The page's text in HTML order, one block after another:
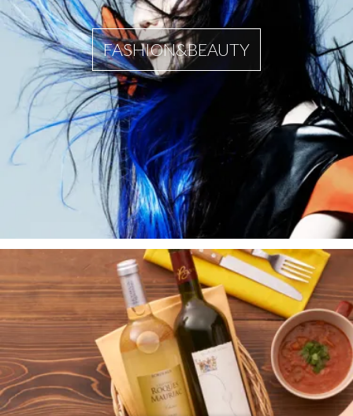
FASHION&BEAUTY